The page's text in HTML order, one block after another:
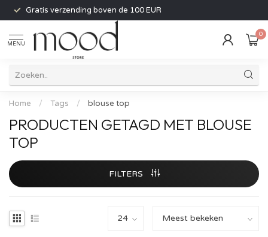
Gratis verzending boven de 100 EUR
MENU
0
Home / Tags / blouse top
PRODUCTEN GETAGD MET BLOUSE
TOP
FILTERS